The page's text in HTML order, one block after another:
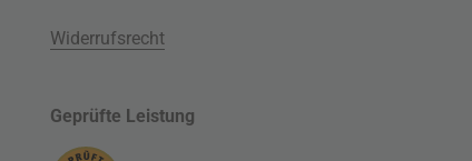
Widerrufsrecht
Geprüfte Leistung